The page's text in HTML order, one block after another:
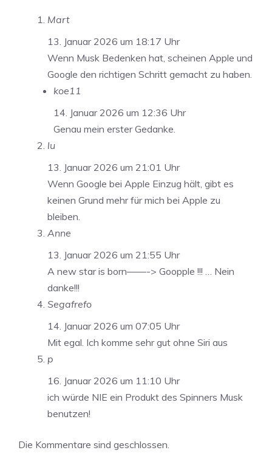
Mart
13. Januar 2026 um 18:17 Uhr
Wenn Musk Bedenken hat, scheinen Apple und
Google den richtigen Schritt gemacht zu haben.
koe11
14. Januar 2026 um 12:36 Uhr
Genau mein erster Gedanke.
lu
13. Januar 2026 um 21:01 Uhr
Wenn Google bei Apple Einzug hält, gibt es
keinen Grund mehr für mich bei Apple zu
bleiben.
Anne
13. Januar 2026 um 21:55 Uhr
A new star is born——-> Goopple !!! … Nein
danke!!!
Segafrefo
14. Januar 2026 um 07:05 Uhr
Mit egal. Ich komme sehr gut ohne Siri aus
p
16. Januar 2026 um 11:10 Uhr
ich würde NIE ein Produkt des Spinners Musk
benutzen!
Die Kommentare sind geschlossen.